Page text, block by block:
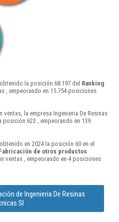
la posición 68.197 del Ranking
, empeorando en 15.754 posiciones
ventas, la empresa Ingenieria De Resinas
posición 623 , empeorando en 139
en 2024 la posición 60 en el
de otros productos
ventas , empeorando en 4 posiciones
de Ingenieria De Resinas
Sl